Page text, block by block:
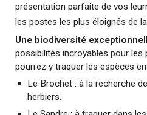
présentation parfaite de vos
les postes les plus éloignés de
Une biodiversité
possibilités incroyables pour
pourrez y traquer les espèces
Le Brochet : à la recherche
herbiers.